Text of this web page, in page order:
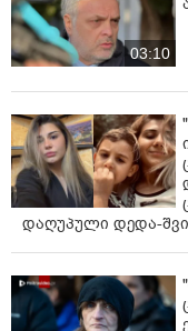
03:10
დაღუპული დედა-